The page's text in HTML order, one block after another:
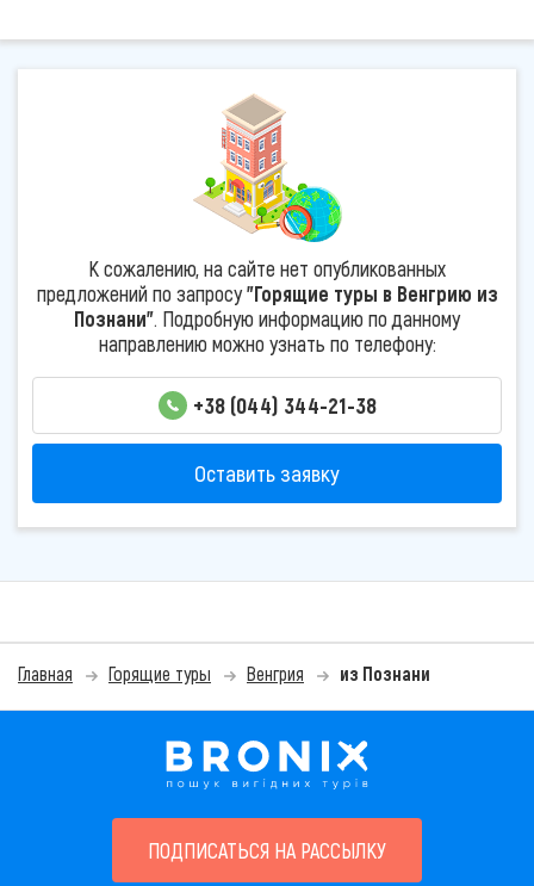
К сожалению, на сайте нет опубликованных
предложений по запросу"Горящие туры в Венгрию из
Познани". Подробную информацию по данному
направлению можно узнать по телефону:
+38 (044) 344-21-38
Оставить заявку
Главная Горящие туры Венгрия из Познани
ПОДПИСАТЬСЯ НА РАССЫЛКУ